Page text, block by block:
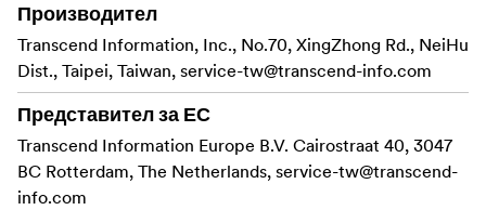
Снабден с LED индикатор за състоянието на
прехвърлянето на данни
USB 2.0 интерфейс за високоскоростно
прехвърляне на данни
Захранва се от USB – не се нуждае от външно
захранване или батерия
Производител
Transcend Information, Inc., No.70, XingZhong Rd., NeiHu
Dist., Taipei, Taiwan, service-tw@transcend-info.com
Представител за ЕС
Transcend Information Europe B.V. Cairostraat 40, 3047
BC Rotterdam, The Netherlands, service-tw@transcend-
info.com